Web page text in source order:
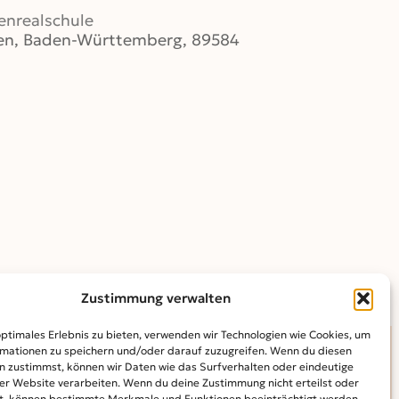
Zustimmung verwalten
Erlebnis zu bieten, verwenden wir Technologien wie Cookies, um
zu speichern und/oder darauf zuzugreifen. Wenn du diesen
zustimmst, können wir Daten wie das Surfverhalten oder eindeutige
Website verarbeiten. Wenn du deine Zustimmung nicht erteilst oder
Baden-Württemberg, 89584
INFO